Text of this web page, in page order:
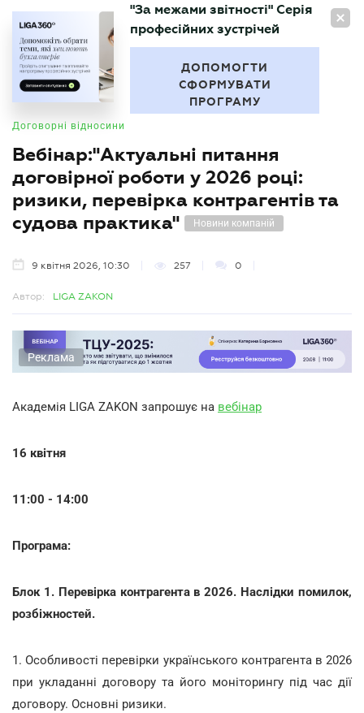
UA
БУХГАЛТЕР
"За межами звітності" Серія
професійних зустрічей
ДОПОМОГТИ
СФОРМУВАТИ
ПРОГРАМУ
Договорні відносини
Вебінар:"Актуальні питання
договірної роботи у 2026 році:
ризики, перевірка контрагентів та
судова практика"
Новини компаній
9 квітня 2026, 10:30 257 0
Автор: LIGA ZAKON
Реклама
Академія LIGA ZAKON запрошує на вебінар
16 квітня
11:00 - 14:00
Програма:
Блок 1. Перевірка контрагента в 2026. Наслідки помилок,
розбіжностей.
1. Особливості перевірки українського контрагента в 2026
при укладанні договору та його моніторингу під час дії
договору. Основні ризики.